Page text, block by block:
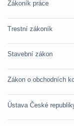
Zákoník práce
Trestní zákoník
Stavební zákon
Zákon o obchodních
Ústava České